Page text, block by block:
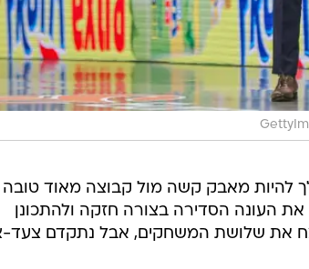
להיות מאבק קשה מול קבוצה מאוד טובה
העונה הסדירה בצורה חזקה ולהתכונן
את שלושת המשחקים, אבל נתקדם